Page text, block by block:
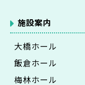
施設案内
大橋ホール
飯倉ホール
梅林ホール